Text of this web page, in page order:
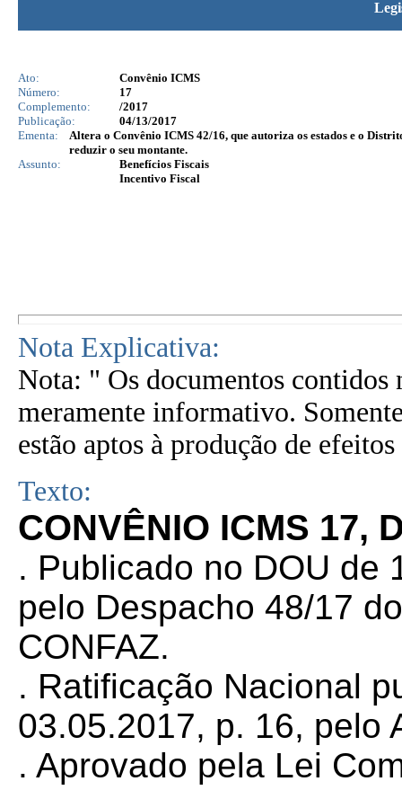
Ato:
Convênio ICMS
Número:
17
Complemento:
/2017
Publicação:
04/13/2017
Ementa:
Altera o Convênio ICMS 42/16, que autoriza os estados e o
reduzir o seu montante.
Assunto:
Benefícios Fiscais
Incentivo Fiscal
Nota Explicativa:
Nota: " Os documentos contidos
meramente informativo.
estão aptos à produção de
Texto:
CONVÊNIO ICMS 17,
. Publicado no DOU de
pelo Despacho 48/17
CONFAZ.
. Ratificação Nacional
03.05.2017, p. 16, pelo
. Aprovado pela Lei